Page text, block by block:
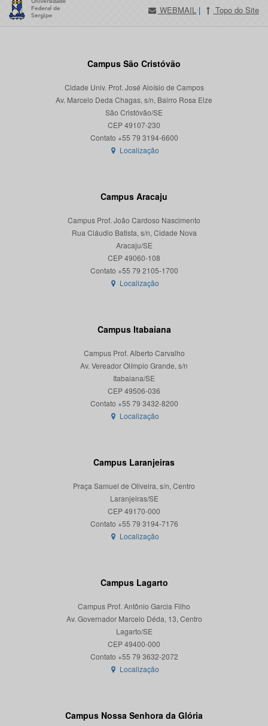
WEBMAIL | Topo do Site
Campus São Cristóvão
Cidade Univ. Prof. José Aloísio de Campos
Av. Marcelo Deda Chagas, s/n, Bairro Rosa Elze
São Cristóvão/SE
CEP 49107-230
Localização
Campus Aracaju
Campus Prof. João Cardoso Nascimento
Rua Cláudio Batista, s/n, Cidade Nova
Aracaju/SE
CEP 49060-108
Localização
Campus Itabaiana
Campus Prof. Alberto Carvalho
Av. Vereador Olímpio Grande, s/n
Itabaiana/SE
CEP 49506-036
Localização
Campus Laranjeiras
Praça Samuel de Oliveira, s/n, Centro
Laranjeiras/SE
CEP 49170-000
Localização
Campus Lagarto
Campus Prof. Antônio Garcia Filho
Av. Governador Marcelo Déda, 13, Centro
Lagarto/SE
CEP 49400-000
Localização
Campus Nossa Senhora da Glória